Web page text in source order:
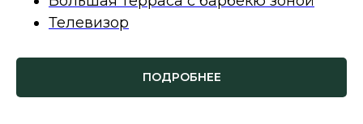
Телевизор
ПОДРОБНЕЕ